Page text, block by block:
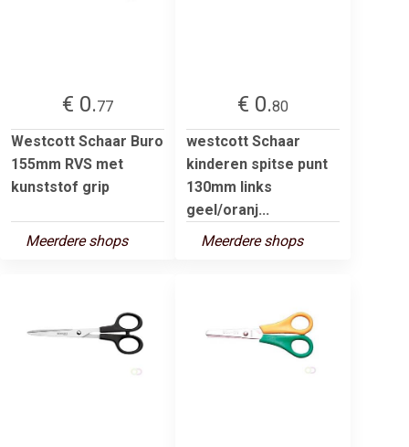
€ 0.77
Westcott Schaar Buro
155mm RVS met
kunststof grip
Meerdere shops
€ 0.80
westcott Schaar
kinderen spitse punt
130mm links
geel/oranj...
Meerdere shops